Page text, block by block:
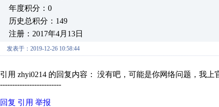
年度积分：0
历史总积分：149
注册：2017年4月13日
发表于：2019-12-26 10:58:44
引用 zhyi0214 的回复内容： 没有吧，可能是你网络问题，我上
-------------------------
回复 引用 举报